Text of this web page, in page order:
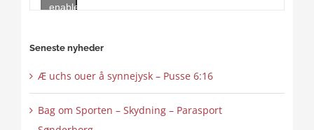
enable
Seneste nyheder
Æ uchs ouer å synnejysk – Pusse 6:16
Bag om Sporten – Skydning – Parasport